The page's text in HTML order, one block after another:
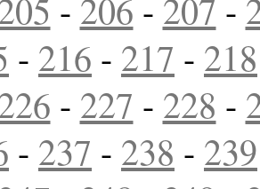
- 206 - 207 -
- 216 - 217 - 218
- 227 - 228 -
- 237 - 238 - 239